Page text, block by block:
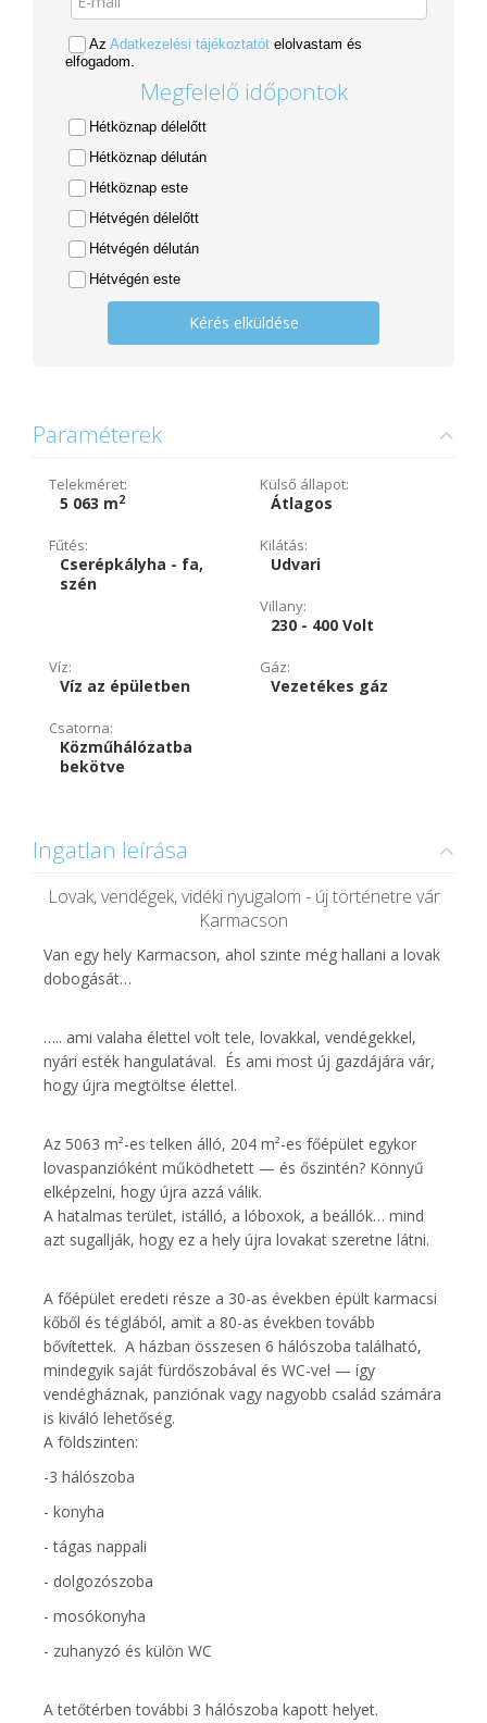
Az Adatkezelési tájékoztatót elolvastam és
elfogadom.
Megfelelő időpontok
Hétköznap délelőtt
Hétköznap délután
Hétköznap este
Hétvégén délelőtt
Hétvégén délután
Hétvégén este
Kérés elküldése
Paraméterek
Telekméret:
5 063 m2
Külső állapot:
Átlagos
Fűtés:
Cserépkályha - fa,
szén
Kilátás:
Udvari
Villany:
230 - 400 Volt
Víz:
Víz az épületben
Gáz:
Vezetékes gáz
Csatorna:
Közműhálózatba
bekötve
Ingatlan leírása
Lovak, vendégek, vidéki nyugalom - új történetre vár
Karmacson
Van egy hely Karmacson, ahol szinte még hallani a lovak
dobogását…
….. ami valaha élettel volt tele, lovakkal, vendégekkel,
nyári esték hangulatával. És ami most új gazdájára vár,
hogy újra megtöltse élettel.
Az 5063 m²-es telken álló, 204 m²-es főépület egykor
lovaspanzióként működhetett — és őszintén? Könnyű
elképzelni, hogy újra azzá válik.
A hatalmas terület, istálló, a lóboxok, a beállók… mind
azt sugallják, hogy ez a hely újra lovakat szeretne látni.
A főépület eredeti része a 30-as években épült karmacsi
kőből és téglából, amit a 80-as években tovább
bővítettek. A házban összesen 6 hálószoba található,
mindegyik saját fürdőszobával és WC-vel — így
vendégháznak, panziónak vagy nagyobb család számára
is kiváló lehetőség.
A földszinten:
-3 hálószoba
- konyha
- tágas nappali
- dolgozószoba
- mosókonyha
- zuhanyzó és külön WC
A tetőtérben további 3 hálószoba kapott helyet.